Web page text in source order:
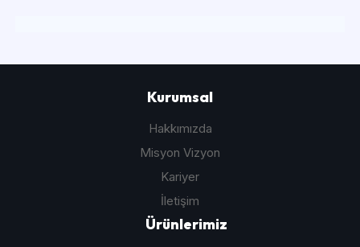
Kurumsal
Hakkımızda
Misyon Vizyon
Kariyer
İletişim
Ürünlerimiz